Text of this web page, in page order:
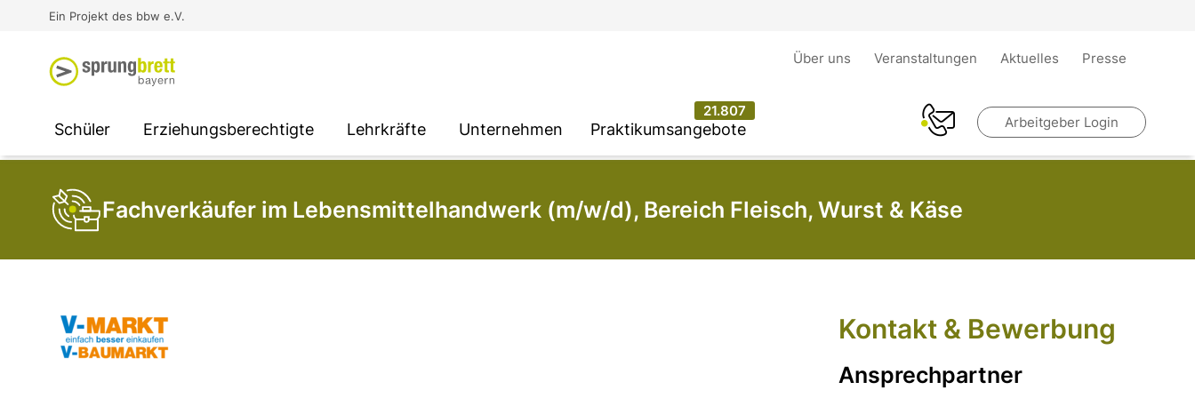
Ein Projekt des bbw e.V.
Über uns Veranstaltungen Aktuelles Presse
Schüler
SOCIAL MEDIA
Erziehungsberechtigte
SOCIAL MEDIA
Lehrkräfte
SOCIAL MEDIA
Unternehmen
Unternehmen
Praktikumsangebote
21.807
Arbeitgeber Login
Fachverkäufer im Lebensmittelhandwerk (m/w/d), Bereich Fleisch, Wurst & Käse
Kontakt & Bewerbung
Ansprechpartner